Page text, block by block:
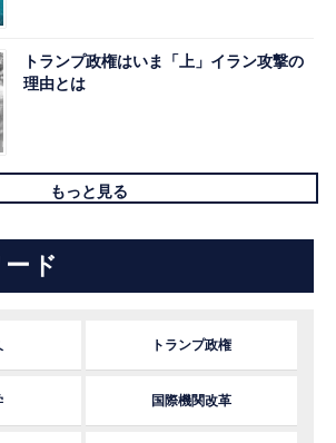
トランプ政権はいま「上」イラン攻撃の
理由とは
もっと見る
ド
トランプ政権
国際機関改革